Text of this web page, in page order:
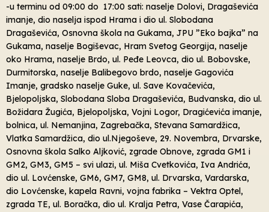
-u terminu od 09:00 do 17:00 sati: naselje Dolovi, Dragaševića
imanje, dio naselja ispod Hrama i dio ul. Slobodana
Dragaševića, Osnovna škola na Gukama, JPU ”Eko bajka” na
Gukama, naselje Bogiševac, Hram Svetog Georgija, naselje
oko Hrama, naselje Brdo, ul. Peđe Leovca, dio ul. Bobovske,
Durmitorska, naselje Balibegovo brdo, naselje Gagovića
Imanje, gradsko naselje Guke, ul. Save Kovačevića,
Bjelopoljska, Slobodana Sloba Dragaševića, Budvanska, dio ul.
Božidara Žugića, Bjelopoljska, Vojni Logor, Dragićevića imanje,
bolnica, ul. Nemanjina, Zagrebačka, Stevana Samardžica,
Vlatka Samardžica, dio ul.Njegoševe, 29. Novembra, Drvarske,
Osnovna škola Salko Aljković, zgrade Obnove, zgrada GM1 i
GM2, GM3, GM5 – svi ulazi, ul. Miša Cvetkovića, Iva Andrića,
dio ul. Lovćenske, GM6, GM7, GM8, ul. Drvarska, Vardarska,
dio Lovćenske, kapela Ravni, vojna fabrika – Vektra Optel,
zgrada TE, ul. Boračka, dio ul. Kralja Petra, Vase Čarapića,